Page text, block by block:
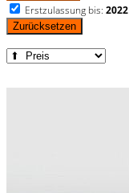
Erstzulassung bis: 2022
Zurücksetzen